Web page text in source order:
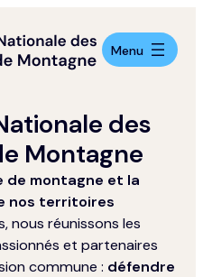
Menu
des
Montagne
de montagne et la
nos territoires
nous réunissons les
et partenaires
commune : défendre